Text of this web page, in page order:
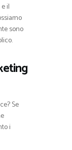
il
sono
Se
i